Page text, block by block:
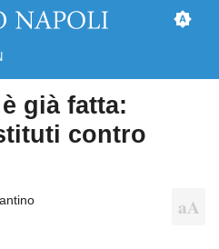
già fatta:
contro